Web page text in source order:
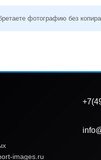
фотографию без
images.ru